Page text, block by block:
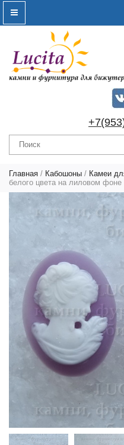
Главная / Кабошоны / Камеи
белого цвета на лиловом